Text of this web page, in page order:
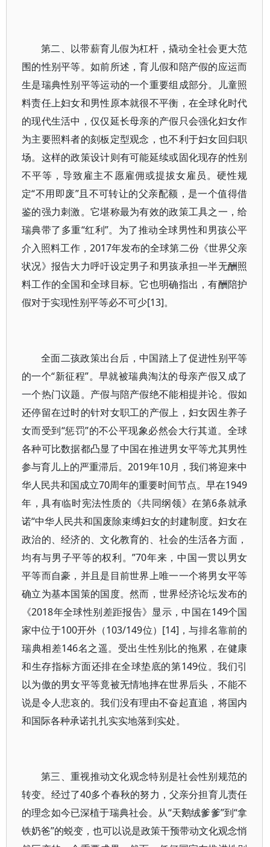
第二、以带薪育儿假为杠杆，撬动全社会更大范
围的性别平等。如前所述，育儿假和陪产假的应运而
生是瑞典性别平等运动的一个重要组成部分。儿童照
料责任上妇女和男性原本就很不平衡，在全球化时代
的现代生活中，仅仅延长母亲的产假只会强化妇女作
为主要照料者的刻板定型观念，也不利于妇女回归职
场。这样的政策设计则有可能延续或固化现存的性别
不平等，导致雇主不愿雇佣或提拔女雇员。硬性规
定“不用即废”且不可转让的父亲配额，是一个值得借
鉴的强力刺激。它堪称最为有效的政策工具之一，给
瑞典带了多重“红利”。为了推动全球男性和男孩公平
介入照料工作，2017年发布的全球第二份《世界父亲
状况》报告大力呼吁设定男子和男孩承担一半无酬照
料工作的全国和全球目标。它也明确指出，有酬陪护
假对于实现性别平等必不可少[13]。
全面二孩政策出台后，中国踏上了促进性别平等
的一个“新征程”。早就被瑞典淘汰的母亲产假又成了
一个热门议题。产假与陪产假绝不能相提并论。假如
还停留在过时的针对女职工的产假上，妇女因生养子
女而受到“惩罚”的不公平现象必然会大行其道。全球
各种可比数据都凸显了中国在推进男女平等尤其男性
参与育儿上的严重滞后。2019年10月，我们将迎来中
华人民共和国成立70周年的重要时间节点。早在1949
年，具有临时宪法性质的《共同纲领》在第6条就承
诺“中华人民共和国废除束缚妇女的封建制度。妇女在
政治的、经济的、文化教育的、社会的生活各方面，
均有与男子平等的权利。”70年来，中国一贯以男女
平等而自豪，并且是目前世界上唯一一个将男女平等
确立为基本国策的国度。然而，世界经济论坛发布的
《2018年全球性别差距报告》显示，中国在149个国
家中位于100开外（103/149位）[14]，与排名靠前的
瑞典相差146名之遥。受出生性别比的拖累，在健康
和生存指标方面还排在全球垫底的第149位。我们引
以为傲的男女平等竟被无情地摔在世界后头，不能不
说是令人悲哀的。我们没有理由不奋起直追，将国内
和国际各种承诺扎扎实实地落到实处。
第三、重视推动文化观念特别是社会性别规范的
转变。经过了40多个春秋的努力，父亲分担育儿责任
的理念如今已深植于瑞典社会。从“天鹅绒爹爹”到“拿
铁奶爸”的蜕变，也可以说是政策干预带动文化观念悄